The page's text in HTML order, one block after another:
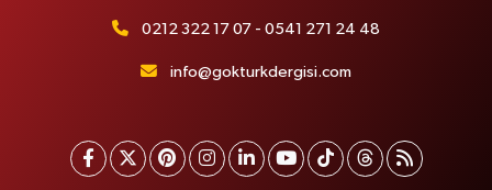
0212 322 17 07 - 0541 271 24 48
info@gokturkdergisi.com